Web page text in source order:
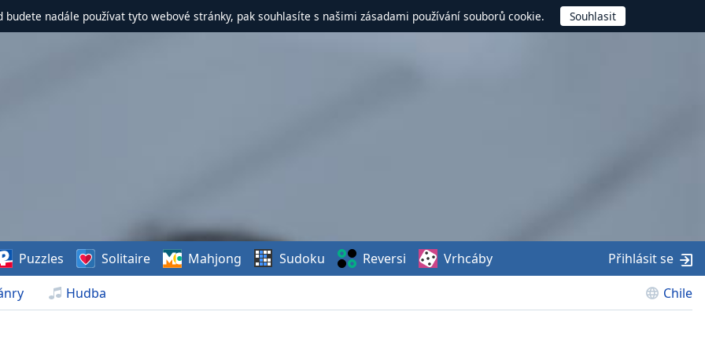
budete nadále používat tyto webové stránky, pak souhlasíte s našimi zásadami používání souborů cookie.
Hudba Chile
Puzzles Solitaire Mahjong Sudoku Reversi Vrhcáby Přihlásit se